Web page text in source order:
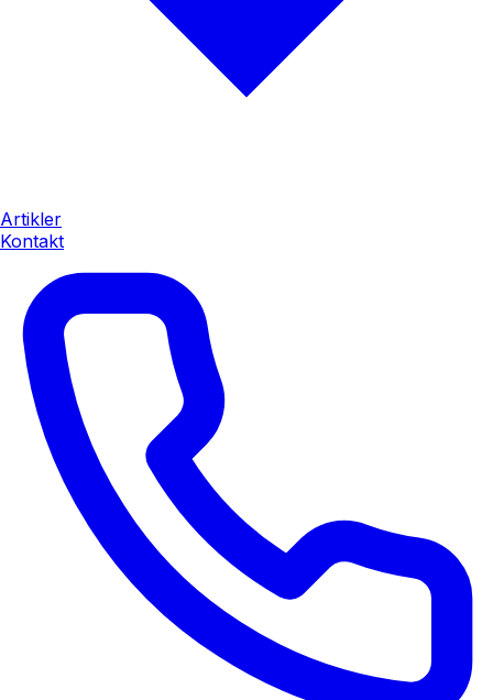
Artikler
Kontakt